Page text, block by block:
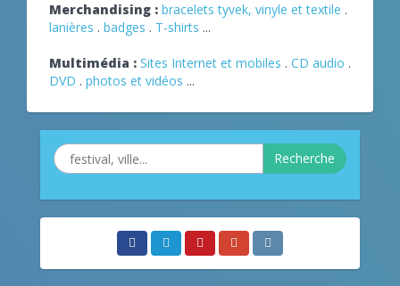
Merchandising : bracelets tyvek, vinyle et textile .
lanières . badges . T-shirts ...
Multimédia : Sites Internet et mobiles . CD audio .
DVD . photos et vidéos ...
Recherche